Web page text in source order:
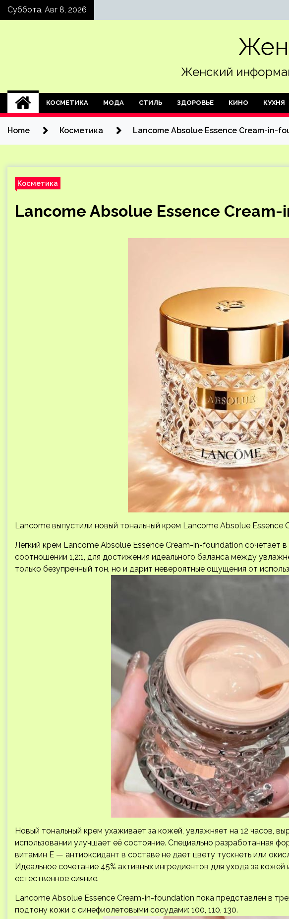
SkipСуббота, Авг 8, 2026
Женский
КОСМЕТИКА МОДА СТИЛЬ ЗДОРОВЬЕ КИНО КУХНЯ
Home Косметика Lancome Absolue Essence Cream-in-
Косметика
Lancome Absolue Essence
Lancome выпустили новый тональный крем Lancome Absolue Essence
Легкий крем Lancome Absolue Essence Cream-in-foundation сочетает
соотношении 1,2:1, для достижения идеального баланса между
только безупречный тон, но и дарит невероятные ощущения от
Новый тональный крем ухаживает за кожей, увлажняет на 12 часов,
использовании улучшает её состояние. Специально разработанная
витамин Е — антиоксидант в составе не дает цвету тускнеть или
Идеальное сочетание 45% активных ингредиентов для ухода за
естественное сияние.
Lancome Absolue Essence Cream-in-foundation пока представлен в
подтону кожи с синефиолетовыми сосудами: 100, 110, 130.